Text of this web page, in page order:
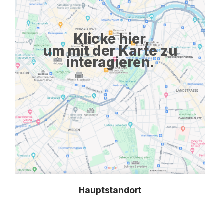
Klicke hier,
um mit der Karte zu
interagieren.
Hauptstandort
Datenschutzbeauftragte:r
Praktikum
Für Unternehmen
Kandidaten finden
Inserat buchen
©jusjobs.at 2026Impressum AGB Datenschutz
Cookie-Einstellungen